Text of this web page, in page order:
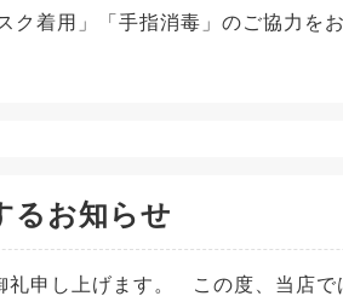
ク着用」「手指消毒」のご協力を
るお知らせ
礼申し上げます。 この度、当店で